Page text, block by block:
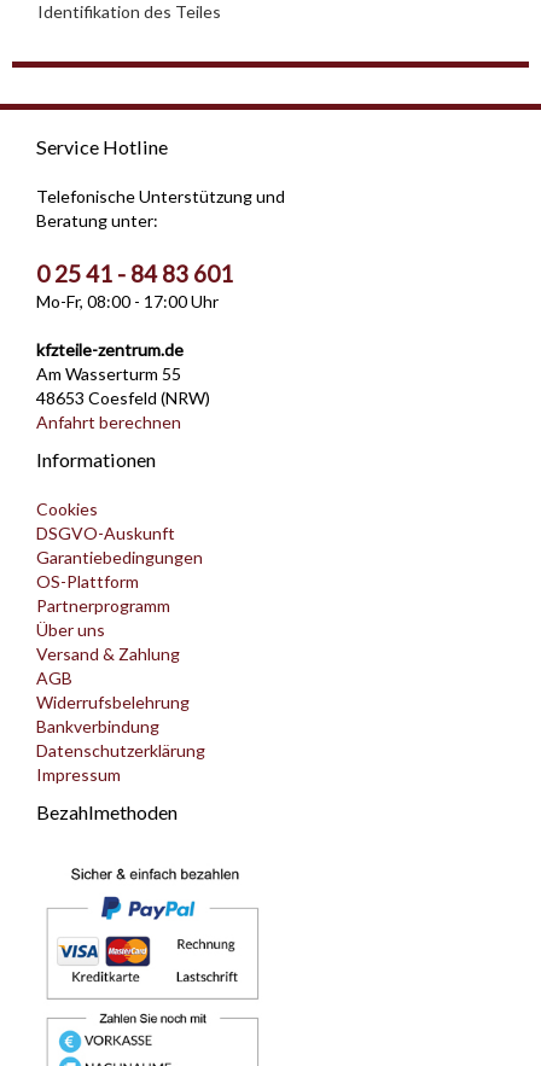
Identifikation des Teiles
Service Hotline
Telefonische Unterstützung und
Beratung unter:
0 25 41 - 84 83 601
Mo-Fr, 08:00 - 17:00 Uhr
kfzteile-zentrum.de
Am Wasserturm 55
48653 Coesfeld (NRW)
Anfahrt berechnen
Informationen
Cookies
DSGVO-Auskunft
Garantiebedingungen
OS-Plattform
Partnerprogramm
Über uns
Versand & Zahlung
AGB
Widerrufsbelehrung
Bankverbindung
Datenschutzerklärung
Impressum
Bezahlmethoden